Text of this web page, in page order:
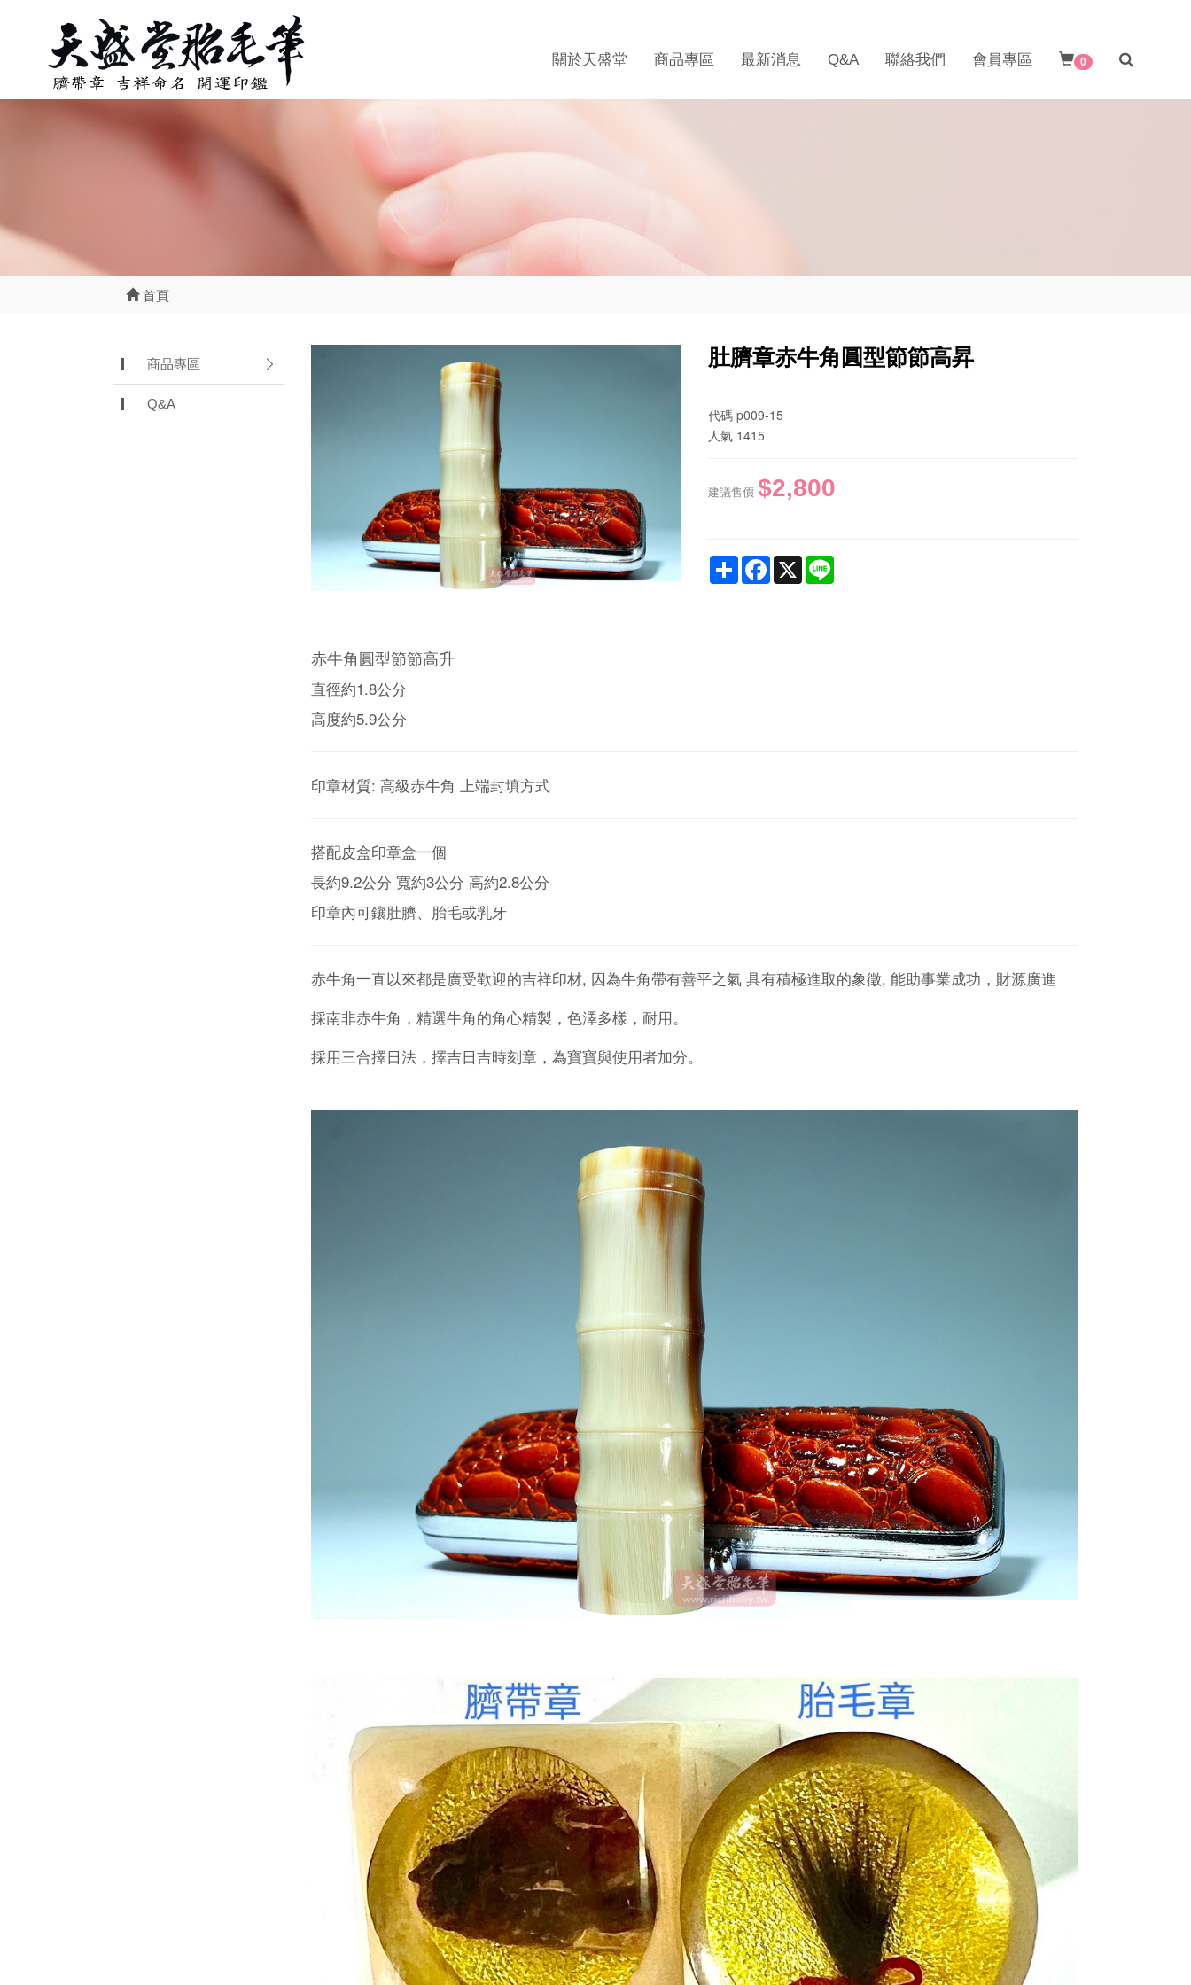
關於天盛堂 商品專區 最新消息 Q&A 聯絡我們 會員專區 0
首頁
商品專區
Q&A
肚臍章赤牛角圓型節節高昇
代碼 p009-15
人氣 1415
建議售價 $2,800
ShareFacebook
X
赤牛角圓型節節高升
直徑約1.8公分
高度約5.9公分
印章材質: 高級赤牛角 上端封填方式
搭配皮盒印章盒一個
長約9.2公分 寬約3公分 高約2.8公分
印章內可鑲肚臍、胎毛或乳牙
赤牛角一直以來都是廣受歡迎的吉祥印材, 因為牛角帶有善平之氣 具有積極進取的象徵, 能助事業成功，財源廣進
採南非赤牛角，精選牛角的角心精製，色澤多樣，耐用。
採用三合擇日法，擇吉日吉時刻章，為寶寶與使用者加分。